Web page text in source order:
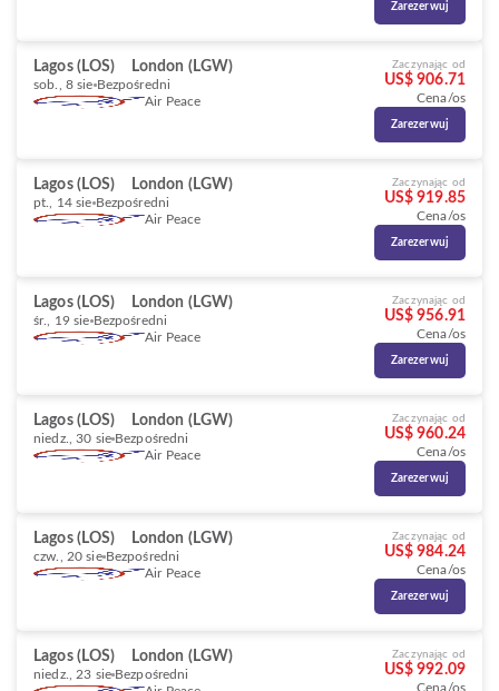
Zarezerwuj
Lagos (LOS) London (LGW)
sob., 8 sie Bezpośredni
Air Peace
Zaczynając od
US$ 906.71
Cena/os
Zarezerwuj
Lagos (LOS) London (LGW)
pt., 14 sie Bezpośredni
Air Peace
Zaczynając od
US$ 919.85
Cena/os
Zarezerwuj
Lagos (LOS) London (LGW)
śr., 19 sie Bezpośredni
Air Peace
Zaczynając od
US$ 956.91
Cena/os
Zarezerwuj
Lagos (LOS) London (LGW)
niedz., 30 sie Bezpośredni
Air Peace
Zaczynając od
US$ 960.24
Cena/os
Zarezerwuj
Lagos (LOS) London (LGW)
czw., 20 sie Bezpośredni
Air Peace
Zaczynając od
US$ 984.24
Cena/os
Zarezerwuj
Lagos (LOS) London (LGW)
niedz., 23 sie Bezpośredni
Zaczynając od
US$ 992.09
Cena/os